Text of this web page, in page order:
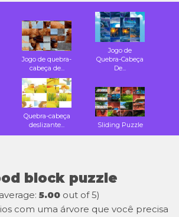
Jogo de quebra-
cabeça de...
Jogo de
Quebra-Cabeça
De...
Quebra-cabeça
deslizante...
Sliding Puzzle
block puzzle
5.00 out of 5)
com uma árvore que você precisa